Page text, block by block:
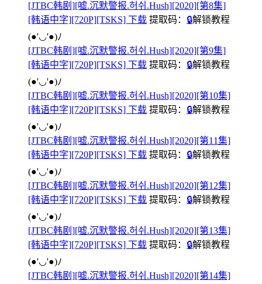
[JTBC韩剧][嘘.沉默警报.허쉬.Hush][2020][第8集]
[韩语中字][720P][TSKS] 下载 提取码： 🔒解锁教程
(●'◡'●)ﾉ
[JTBC韩剧][嘘.沉默警报.허쉬.Hush][2020][第9集]
[韩语中字][720P][TSKS] 下载 提取码： 🔒解锁教程
(●'◡'●)ﾉ
[JTBC韩剧][嘘.沉默警报.허쉬.Hush][2020][第10集]
[韩语中字][720P][TSKS] 下载 提取码： 🔒解锁教程
(●'◡'●)ﾉ
[JTBC韩剧][嘘.沉默警报.허쉬.Hush][2020][第11集]
[韩语中字][720P][TSKS] 下载 提取码： 🔒解锁教程
(●'◡'●)ﾉ
[JTBC韩剧][嘘.沉默警报.허쉬.Hush][2020][第12集]
[韩语中字][720P][TSKS] 下载 提取码： 🔒解锁教程
(●'◡'●)ﾉ
[JTBC韩剧][嘘.沉默警报.허쉬.Hush][2020][第13集]
[韩语中字][720P][TSKS] 下载 提取码： 🔒解锁教程
(●'◡'●)ﾉ
[JTBC韩剧][嘘.沉默警报.허쉬.Hush][2020][第14集]